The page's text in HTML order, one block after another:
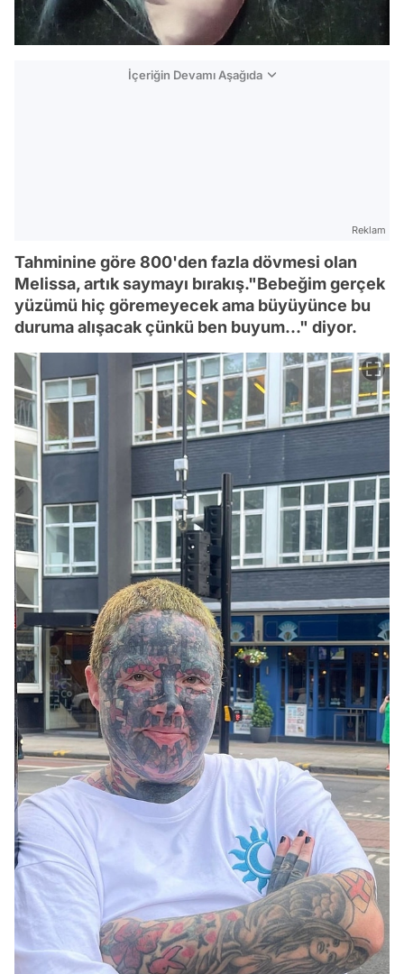
İçeriğin Devamı Aşağıda
Reklam
Tahminine göre 800'den fazla dövmesi olan
Melissa, artık saymayı bırakış."Bebeğim gerçek
yüzümü hiç göremeyecek ama büyüyünce bu
duruma alışacak çünkü ben buyum..." diyor.